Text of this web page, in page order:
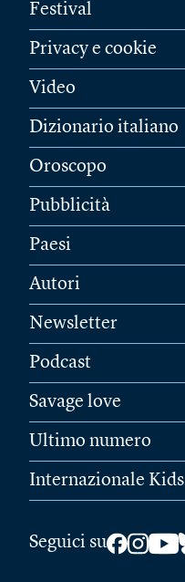
Festival
Privacy e cookie
Video
Dizionario italiano
Oroscopo
Pubblicità
Paesi
Autori
Newsletter
Podcast
Savage love
Ultimo numero
Internazionale Kids
Seguici su